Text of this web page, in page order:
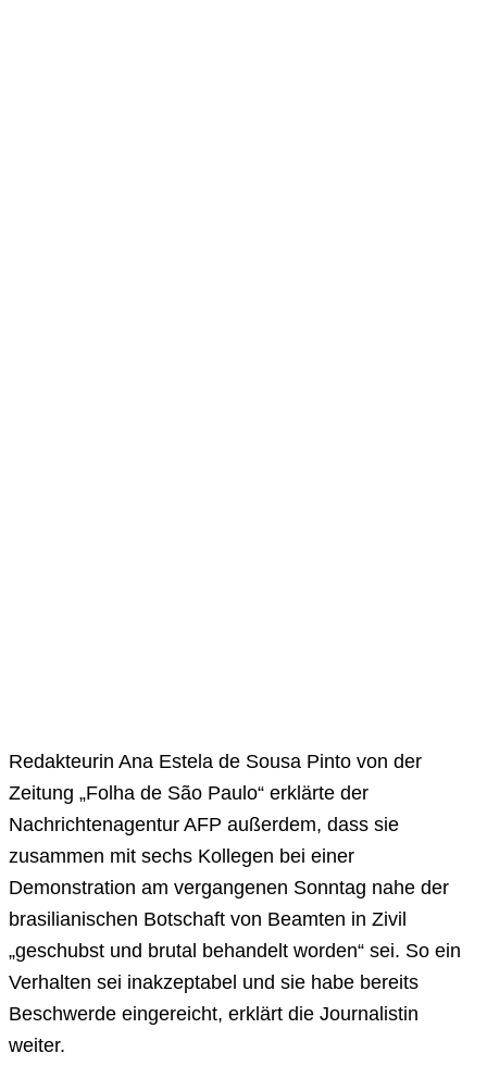
Redakteurin Ana Estela de Sousa Pinto von der
Zeitung „Folha de São Paulo“ erklärte der
Nachrichtenagentur AFP außerdem, dass sie
zusammen mit sechs Kollegen bei einer
Demonstration am vergangenen Sonntag nahe der
brasilianischen Botschaft von Beamten in Zivil
„geschubst und brutal behandelt worden“ sei. So ein
Verhalten sei inakzeptabel und sie habe bereits
Beschwerde eingereicht, erklärt die Journalistin
weiter.